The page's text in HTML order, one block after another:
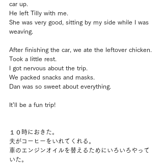
car up.
He left Tilly with me.
She was very good, sitting by my side while I was
weaving.
After finishing the car, we ate the leftover chicken.
Took a little rest.
I got nervous about the trip.
We packed snacks and masks.
Dan was so sweet about everything.
It’ll be a fun trip!
１０時におきた。
夫がコーヒーをいれてくれる。
車のエンジンオイルを替えるためにいろいろやって
いた。